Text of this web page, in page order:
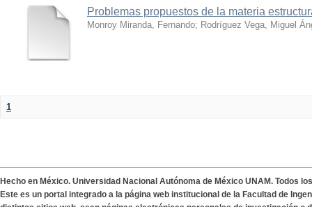
Problemas propuestos de la materia
Monroy Miranda, Fernando; Rodríguez Vega, Miguel
1
Hecho en México. Universidad Nacional Autónoma de México UNAM. Todos
Este es un portal integrado a la página web institucional de la Facultad de